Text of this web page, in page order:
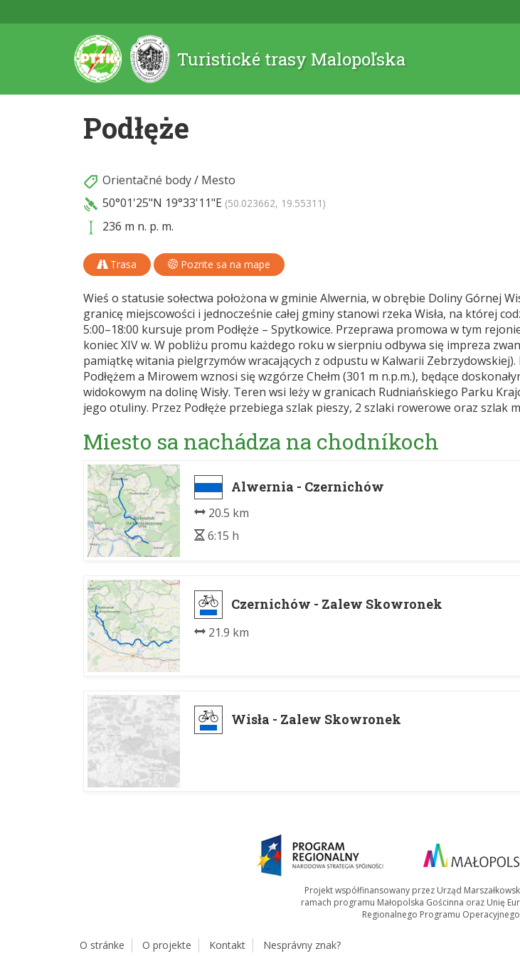
Turistické trasy Malopoľska
Podłęże
Orientačné body/ Mesto
50°01'25"N 19°33'11"E (50.023662, 19.55311)
236 m n. p. m.
Trasa Pozrite sa na mape
Wieś o statusie sołectwa położona w gminie Alwernia, w obrębie Doliny Górnej
granicę miejscowości i jednocześnie całej gminy stanowi rzeka Wisła, na której
5:00–18:00 kursuje prom Podłęże – Spytkowice. Przeprawa promowa w tym
koniec XIV w. W pobliżu promu każdego roku w sierpniu odbywa się impreza
pamiątkę witania pielgrzymów wracających z odpustu w Kalwarii Zebrzydowskiej).
Podłężem a Mirowem wznosi się wzgórze Chełm (301 m n.p.m.), będące
widokowym na dolinę Wisły. Teren wsi leży w granicach Rudniańskiego Parku
jego otuliny. Przez Podłęże przebiega szlak pieszy, 2 szlaki rowerowe oraz szlak
Miesto sa nachádza na chodníkoch
Alwernia - Czernichów
20.5 km
6:15 h
Czernichów - Zalew Skowronek
21.9 km
Wisła - Zalew Skowronek
Projekt współfinansowany przez Urząd
ramach programu Małopolska Gościnna oraz Unię
Regionalnego Programu
O stránke O projekte Kontakt Nesprávny znak?